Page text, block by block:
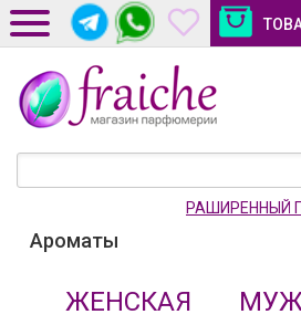
ДОСТАВКА
НОВОСТИ И
РАШИРЕННЫЙ
Ароматы
ЖЕНСКАЯ